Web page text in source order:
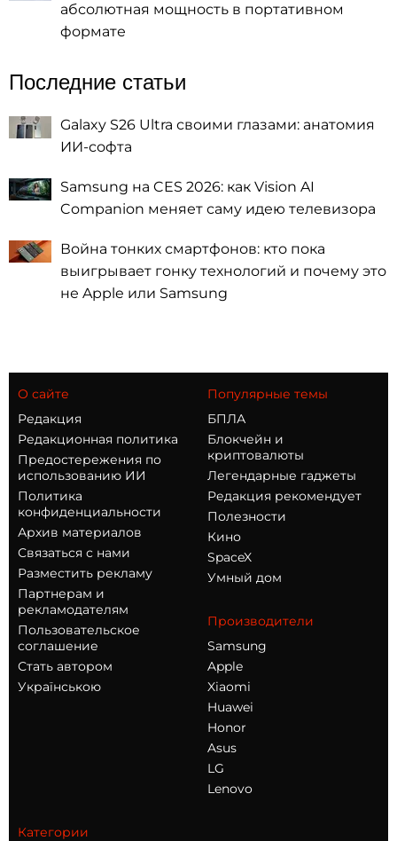
абсолютная мощность в портативном
формате
Последние статьи
Galaxy S26 Ultra своими глазами: анатомия
ИИ-софта
Samsung на CES 2026: как Vision AI
Companion меняет саму идею телевизора
Война тонких смартфонов: кто пока
выигрывает гонку технологий и почему это
не Apple или Samsung
О сайте
Редакция
Редакционная политика
Предостережения по
использованию ИИ
Политика
конфиденциальности
Архив материалов
Связаться с нами
Разместить рекламу
Партнерам и
рекламодателям
Пользовательское
соглашение
Стать автором
Українською
Популярные темы
БПЛА
Блокчейн и
криптовалюты
Легендарные гаджеты
Редакция рекомендует
Полезности
Кино
SpaceX
Умный дом
Производители
Samsung
Apple
Xiaomi
Huawei
Honor
Asus
LG
Lenovo
Категории